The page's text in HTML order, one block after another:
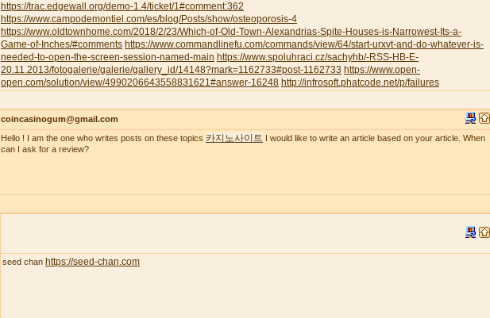
https://trac.edgewall.org/demo-1.4/ticket/1#comment:362
https://www.campodemontiel.com/es/blog/Posts/show/osteoporosis-4
https://www.oldtownhome.com/2018/2/23/Which-of-Old-Town-Alexandrias-Spite-Houses-is-Narrowest-Its-a-
Game-of-Inches/#comments https://www.commandlinefu.com/commands/view/64/start-urxvt-and-do-whatever-is-
needed-to-open-the-screen-session-named-main https://www.spoluhraci.cz/sachyhb/-RSS-HB-E-
20.11.2013/fotogalerie/galerie/gallery_id/14148?mark=1162733#post-1162733 https://www.open-
open.com/solution/view/4990206643558831621#answer-16248 http://infrosoft.phatcode.net/p/failures
coincasinogum@gmail.com
Hello ! I am the one who writes posts on these topics 카지노사이트 I would like to write an article based on your article. When
can I ask for a review?
seed chan https://seed-chan.com